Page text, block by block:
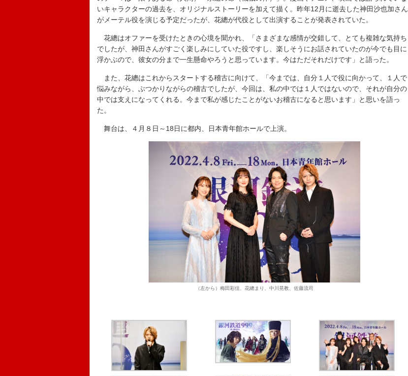
いキャラクターの過去を、オリジナルストーリーを加えて描く。昨年12月に逝去した神田沙也加さん
がメーテル役を演じる予定だったが、花總が代役として出演することが発表されていた。
花總はオファーを受けたときの心境を聞かれ、「さまざまな感情が交錯して、とても複雑な気持ち
でしたが、神田さんがすごく楽しみにしていた役ですし、楽しそうにお話されていたのが今でも目に
浮かぶので、彼女の分まで一生懸命やろうと思っています。今はただそれだけです」と語った。
また、花總はこれからスタートする稽古に向けて、「今までは、自分１人で役に向かって、１人で
悩みながら、ぶつかりながらの稽古でしたが、今回は、私の中では１人ではないので、それが自分の
中では支えになってくれる。今まで私が感じたことがないお稽古になると思います」と思いを語っ
た。
舞台は、４月８日～18日に都内、日本青年館ホールで上演。
（左から）梅田彩佳、花總まり、中川晃教、佐藤流司